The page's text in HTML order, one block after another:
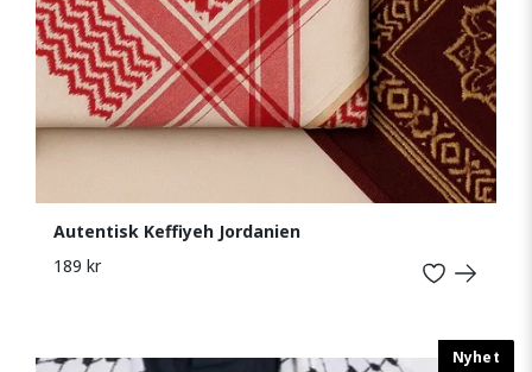
Autentisk Keffiyeh Jordanien
189 kr
Nyhet